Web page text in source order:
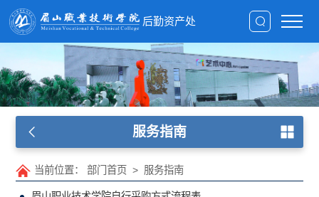
后勤资产处
服务指南
当前位置：部门首页 > 服务指南